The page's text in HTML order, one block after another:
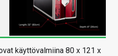
käyttövalmiina 80 x 121 x